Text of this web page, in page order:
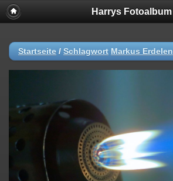
Harrys Fotoalbum
Startseite / Schlagwort Markus Erdelen